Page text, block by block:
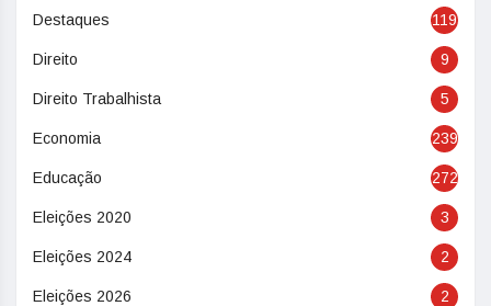
Destaques 119
Direito 9
Direito Trabalhista 5
Economia 239
Educação 272
Eleições 2020 3
Eleições 2024 2
Eleições 2026 2